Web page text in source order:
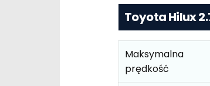
Toyota Hilux
Maksymalna
prędkość